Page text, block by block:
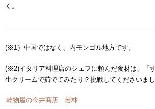
く。
(※1）中国ではなく、内モンゴル地方です。
(※2)イタリア料理店のシェフに頼んだ食材は、「
生クリームで茹でてみたり？挑戦してくださいまし
乾物屋の今井商店 若林